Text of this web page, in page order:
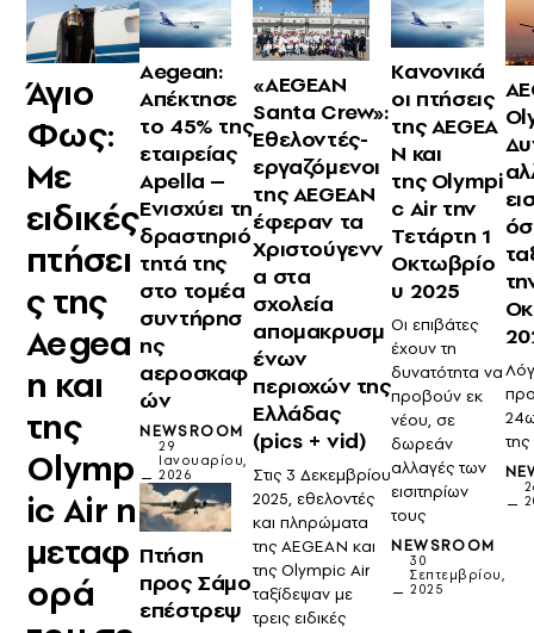
Άγιο
Φως:
Με
ειδικές
πτήσει
ς της
Aegea
n και
της
Olymp
ic Air η
μεταφ
ορά
Aegean:
Απέκτησε
το 45% της
εταιρείας
Apella –
Ενισχύει τη
δραστηριό
τητά της
στο τομέα
συντήρησ
ης
αεροσκαφ
ών
NEWSROOM
29
Ιανουαρίου,
2026
Πτήση
προς Σάμο
επέστρεψ
«AEGEAN
Santa Crew»:
Εθελοντές-
εργαζόμενοι
της AEGEAN
έφεραν τα
Χριστούγενν
α στα
σχολεία
απομακρυσμ
ένων
περιοχών της
Ελλάδας
(pics + vid)
Στις 3 Δεκεμβρίου
2025, εθελοντές
και πληρώματα
της AEGEAN και
της Olympic Air
ταξίδεψαν με
τρεις ειδικές
Kανονικά
οι πτήσεις
της AEGEA
N και
της Olympi
c Air την
Τετάρτη 1
Οκτωβρίο
υ 2025
Οι επιβάτες
έχουν τη
δυνατότητα να
προβούν εκ
νέου, σε
δωρεάν
αλλαγές των
εισιτηρίων
τους
NEWSROOM
30
Σεπτεμβρίου,
2025